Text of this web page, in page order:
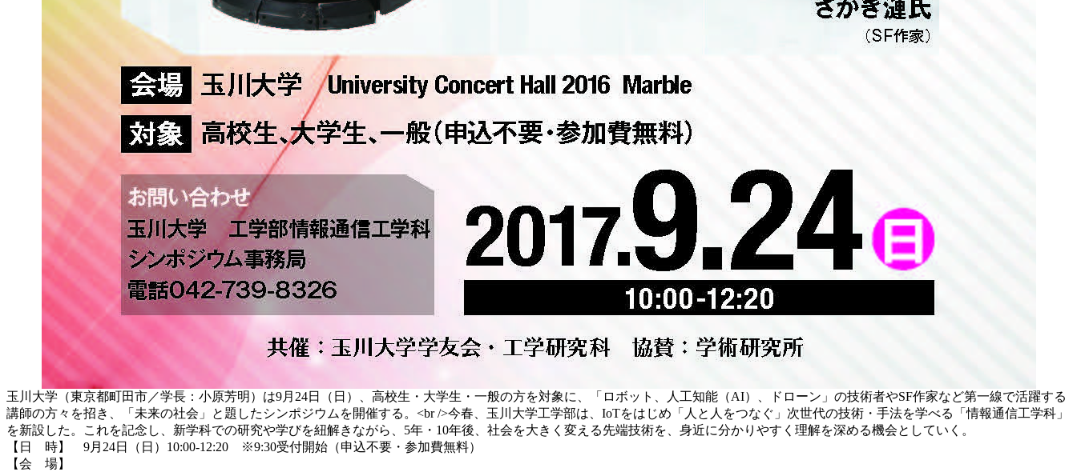
玉川大学（東京都町田市／学長：小原芳明）は9月24日（日）、高校生・大学生・一般の方を対象に、「ロボット、人工知能（AI）、ドローン」の技術者やSF作家など第一線で活躍する
講師の方々を招き、「未来の社会」と題したシンポジウムを開催する。<br />今春、玉川大学工学部は、IoTをはじめ「人と人をつなぐ」次世代の技術・手法を学べる「情報通信工学科」
を新設した。これを記念し、新学科での研究や学びを紐解きながら、5年・10年後、社会を大きく変える先端技術を、身近に分かりやすく理解を深める機会としていく。
【日 時】 9月24日（日）10:00-12:20 ※9:30受付開始（申込不要・参加費無料）
【会 場】